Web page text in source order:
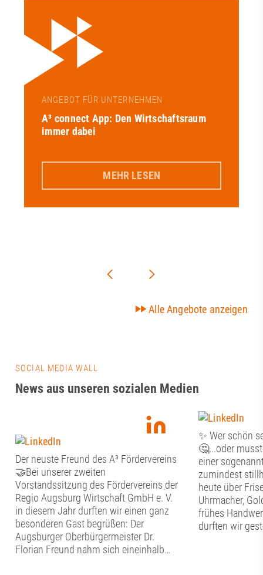
ANGEBOT FÜR UNTERNEHMEN
A³ connect App: Den Wirtschaftsraum
immer dabei
MEHR LESEN
Alle Angebote anzeigen
SOCIAL MEDIA WALL
News aus unseren sozialen Medien
Der neuste Freund des A³ Fördervereins
🤝Bei unserer zweiten
Vorstandssitzung des Fördervereins der
Regio Augsburg Wirtschaft GmbH e. V.
in diesem Jahr durften wir einen ganz
besonderen Gast begrüßen: Der
Augsburger Oberbürgermeister Dr.
Florian Freund nahm sich eineinhalb
✨ Wer schön
🤔...oder
einer
zumindest
heute über
Uhrmacher,
frühes
durften wir